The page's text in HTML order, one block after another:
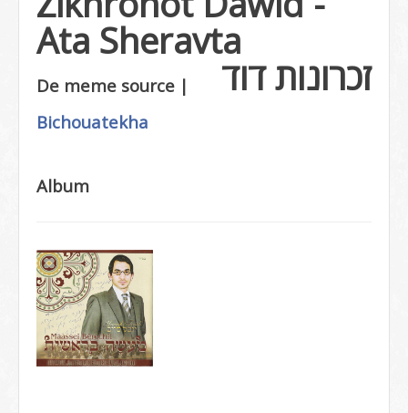
Ata Sheravta
זכרונות דוד
De meme source |
Bichouatekha
Album